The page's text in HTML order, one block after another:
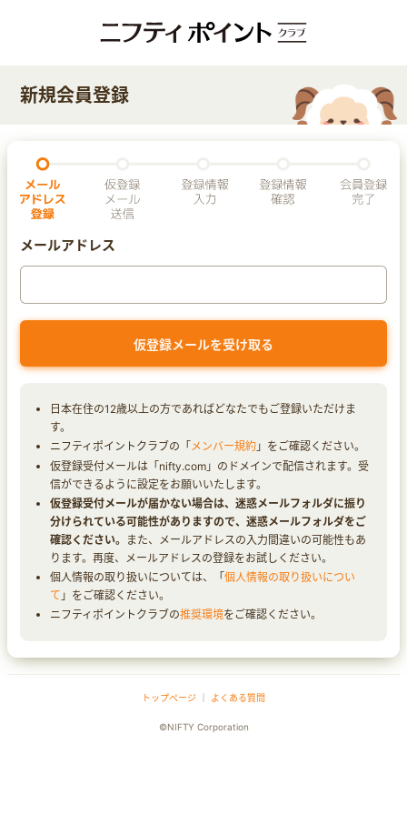
新規会員登録
メールアドレス
日本在住の12歳以上の方であればどなたでもご登録いただけま
す。
ニフティポイントクラブの「 メンバー規約 」をご確認ください。
仮登録受付メールは「nifty.com」のドメインで配信されます。受
信ができるように設定をお願いいたします。
仮登録受付メールが届かない場合は、迷惑メールフォルダに振り
分けられている可能性がありますので、迷惑メールフォルダをご
確認ください。 また、メールアドレスの入力間違いの可能性もあ
ります。再度、メールアドレスの登録をお試しください。
個人情報の取り扱いについては、「個人情報の取り扱いについ
て 」をご確認ください。
ニフティポイントクラブの推奨環境をご確認ください。
トップページ よくある質問
©NIFTY Corporation